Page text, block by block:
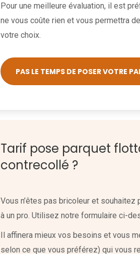
Pour une meilleure évaluation, il est
ne vous coûte rien et vous permettra
votre choix.
PAS LE TEMPS DE POSER VOTRE
Tarif pose parquet
contrecollé ?
Vous n’êtes pas bricoleur et
à un pro. Utilisez notre formulaire ci-
Il affinera mieux vos besoins et vous
selon ce que vous préférez) qui vous